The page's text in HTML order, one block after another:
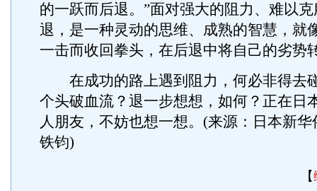
的一跃而后退。”面对强大的阻力、难以
退，是一种灵动的思维、成熟的智慧，就
一击而收回拳头，在后退中将自己的劣势
在成功的路上遇到阻力，何必非得去
个头破血流？退一步想想，如何？正在日
人朋友，不妨也想一想。(来源：日本新
铁钧)
【